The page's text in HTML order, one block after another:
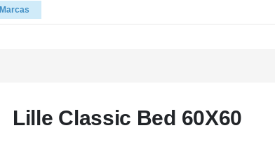
Marcas
Lille Classic Bed 60X60